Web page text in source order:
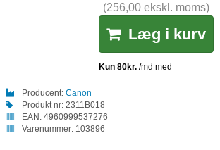
(256,00 ekskl. moms)
Læg i kurv
Producent: Canon
Produkt nr: 2311B018
EAN: 4960999537276
Varenummer: 103896